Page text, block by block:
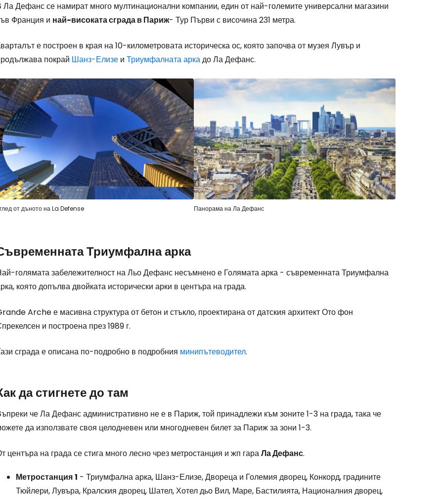
Ла Дефанс се намират много мултинационални компании, един от най-големите универсални магазини
Франция и най-високата сграда в Париж- Тур Първи с височина 231 метра.
е построен в края на 10-километровата историческа ос, която започва от музея Лувър и
покрай Шанз-Елизе и Триумфалната аркадо Ла Дефанс.
от дъното на La Defense Панорама на Ла Дефанс
Триумфална арка
голямата забележителност на Льо Дефанс несъмнено е Голямата арка - съвременната Триумфална
която допълва двойката исторически арки в центъра на града.
Arche е масивна структура от бетон и стъкло, проектирана от датския архитект Ото фон
и построена през 1989 г.
сграда е описана по-подробно в подробния минипътеводител.
да стигнете до там
че Ла Дефанс административно не е в Париж, той принадлежи към зоните 1-3 на града, така че
да използвате своя целодневен или многодневен билет за Париж за зони 1-3.
центъра на града се стига много лесно чрез метростанция и жп гараЛа Дефанс.
Метростанция1 - Триумфална арка, Шанз-Елизе, Двореца и Големия дворец, Конкорд, градините
Тюйлери, Лувъра, Кралския дворец, Шател, Хотел дьо Вил, Маре, Бастилията, Националния дворец,
... световната общност на туристите
Продължете с Google
Продължете с Facebook